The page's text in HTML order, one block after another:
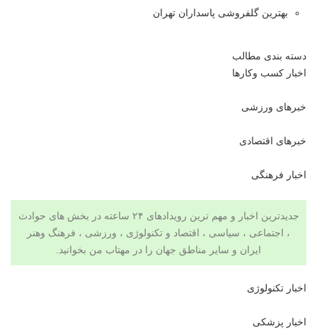
بهترین گلفروشی پاسداران تهران
دسته بندی مطالب
اخبار کسب وکارها
خبرهای ورزشی
خبرهای اقتصادی
اخبار فرهنگی
جدیدترین اخبار و مهم ترین رویدادهای ۲۴ ساعته در بخش های حوادث
، اجتماعی ، سیاسی ، اقتصاد و تکنولوژی ، ورزشی ، فرهنگ وهنر
ایران و سایر مناطق جهان را در مهتاب من بخوانید.
اخبار تکنولوژی
اخبار پزشکی